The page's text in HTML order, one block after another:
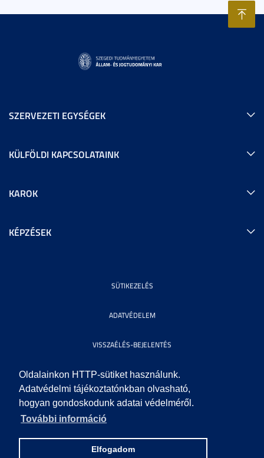
Oldalainkon HTTP-sütiket használunk.
Adatvédelmi tájékoztatónkban olvasható,
hogyan gondoskodunk adatai védelméről.
További információ
Elfogadom
SZERVEZETI EGYSÉGEK
KÜLFÖLDI KAPCSOLATAINK
KAROK
KÉPZÉSEK
SÜTIKEZELÉS
ADATVÉDELEM
VISSZAÉLÉS-BEJELENTÉS
KÖZÉRDEKŰ ADATOK
IMPRESSZUM